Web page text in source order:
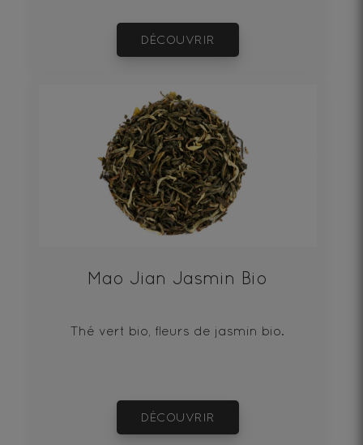
DÉCOUVRIR
Mao Jian Jasmin Bio
Thé vert bio, fleurs de jasmin bio.
DÉCOUVRIR